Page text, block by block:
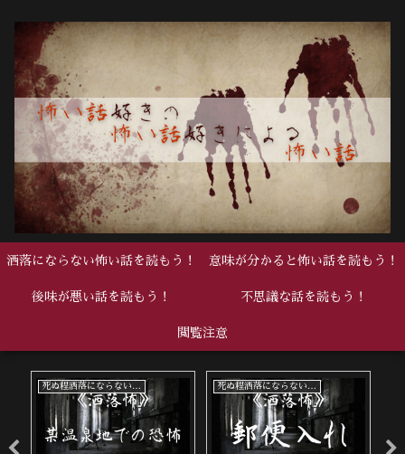
洒落にならない怖い話を読もう！ 意味が分かると怖い話を読もう！
後味が悪い話を読もう！ 不思議な話を読もう！
閲覧注意
中編 死ぬ程洒落にならない怖い話